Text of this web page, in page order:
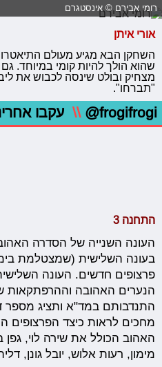
רומי אבירם © אינסטגרם
אורי איתן
השחקן הבא מגיע מעולם התיאטרון
שהוא הולך להיות קומי במיוחד.
מצחיק ובולט שינסה לכבוש את
"תברחו".
@frogifrogi
\\ עקבו
התחנה 3
העונה השנייה של הסדרה
בעונה השלישית (שמצטלמת
פרצופים חדשים. העונה
הנערים האהובה וההרפתקאות
התנדבותם במד"א ותציג מספר
מחכים לראות כיצד הפרצופים
האהוב הכולל את שירה לוי, גפן
מימון, רעות אלוש, יובל גונן,